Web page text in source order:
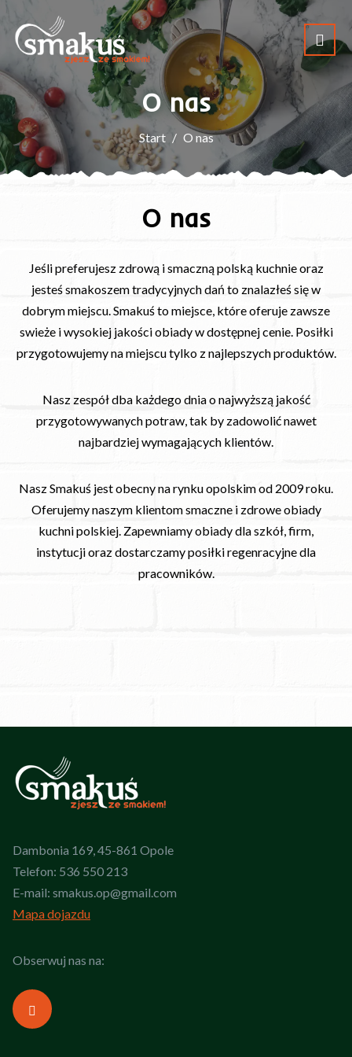
O nas
Start O nas
O nas
Jeśli preferujesz zdrową i smaczną polską kuchnie oraz
jesteś smakoszem tradycyjnych dań to znalazłeś się w
dobrym miejscu. Smakuś to miejsce, które oferuje zawsze
swieże i wysokiej jakości obiady w dostępnej cenie. Posiłki
przygotowujemy na miejscu tylko z najlepszych produktów.
Nasz zespół dba każdego dnia o najwyższą jakość
przygotowywanych potraw, tak by zadowolić nawet
najbardziej wymagających klientów.
Nasz Smakuś jest obecny na rynku opolskim od 2009 roku.
Oferujemy naszym klientom smaczne i zdrowe obiady
kuchni polskiej. Zapewniamy obiady dla szkół, firm,
instytucji oraz dostarczamy posiłki regenracyjne dla
pracowników.
Dambonia 169, 45-861 Opole
Telefon: 536 550 213
E-mail: smakus.op@gmail.com
Mapa dojazdu
Obserwuj nas na: